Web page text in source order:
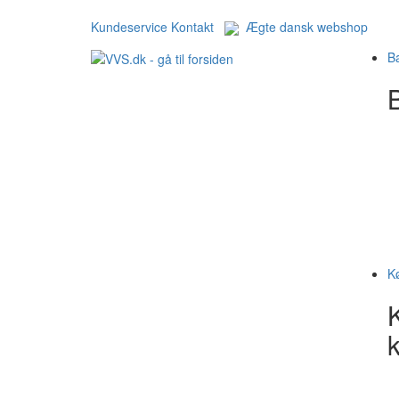
Kundeservice Kontakt
Ægte dansk webshop